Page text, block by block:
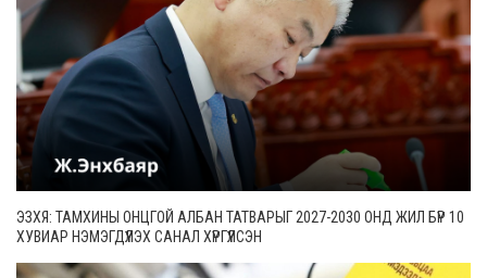
ЭЗХЯ: ТАМХИНЫ ОНЦГОЙ АЛБАН ТАТВАРЫГ 2027-2030 ОНД ЖИЛ БҮР 10
ХУВИАР НЭМЭГДҮҮЛЭХ САНАЛ ХҮРГҮҮЛСЭН